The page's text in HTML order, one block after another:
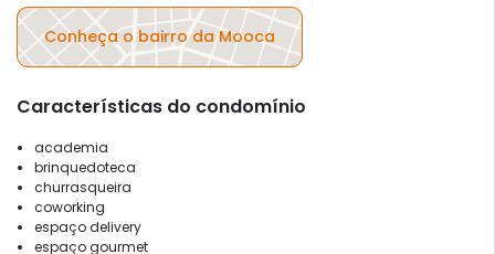
Conheça o bairro da Mooca
Características do condomínio
academia
brinquedoteca
churrasqueira
coworking
espaço delivery
espaço gourmet